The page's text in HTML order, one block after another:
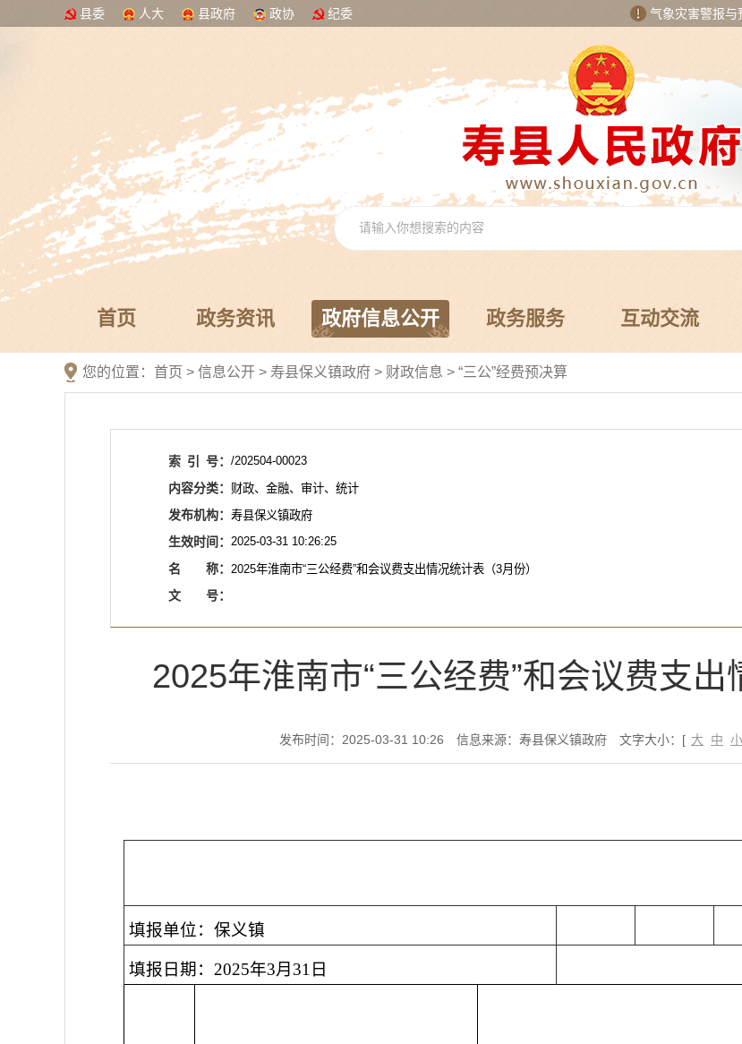
县委 人大 县政府 政协 纪委 气象灾害警报与
首页 政务资讯 政府信息公开 政务服务 互动交流
您的位置： 首页 > 信息公开 > 寿县保义镇政府 > 财政信息 > “三公”经费预决算
索 引 号： /202504-00023
内容分类： 财政、金融、审计、统计
发布机构： 寿县保义镇政府
生效时间： 2025-03-31 10:26:25
名
称： 2025年淮南市“三公经费”和会议费支出情况统计表（3月份）
文 号：
2025年淮南市“三公经费”和会议费支出
发布时间：2025-03-31 10:26 信息来源：寿县保义镇政府 文字大小：[ 大 中 小
填报单位：保义镇
填报日期：2025年3月31日